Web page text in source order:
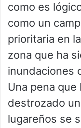
como es
como un
prioritaria en
zona que ha
inundaciones
Una pena que
destrozado
lugareños se